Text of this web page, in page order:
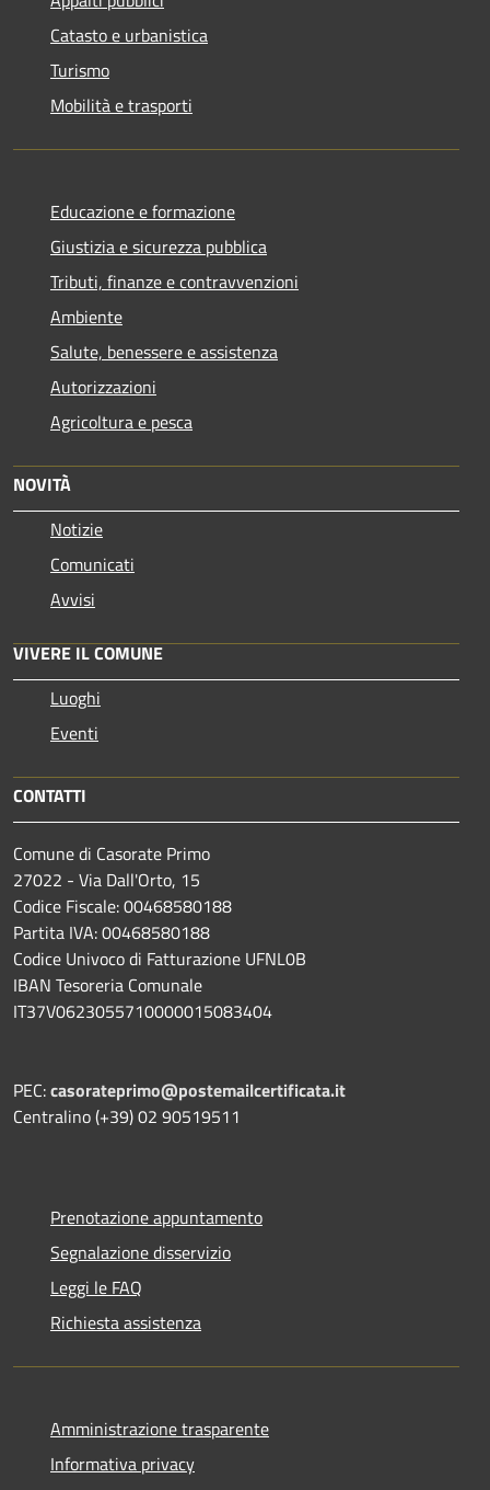
Catasto e urbanistica
Turismo
Mobilità e trasporti
Educazione e formazione
Giustizia e sicurezza pubblica
Tributi, finanze e contravvenzioni
Ambiente
Salute, benessere e assistenza
Autorizzazioni
Agricoltura e pesca
NOVITÀ
Notizie
Comunicati
Avvisi
VIVERE IL COMUNE
Luoghi
Eventi
CONTATTI
Comune di Casorate Primo
27022 - Via Dall'Orto, 15
Codice Fiscale: 00468580188
Partita IVA: 00468580188
Codice Univoco di Fatturazione UFNL0B
IBAN Tesoreria Comunale
IT37V0623055710000015083404
PEC:casorateprimo@postemailcertificata.it
Centralino (+39) 02 90519511
Prenotazione appuntamento
Segnalazione disservizio
Leggi le FAQ
Richiesta assistenza
Amministrazione trasparente
Informativa privacy